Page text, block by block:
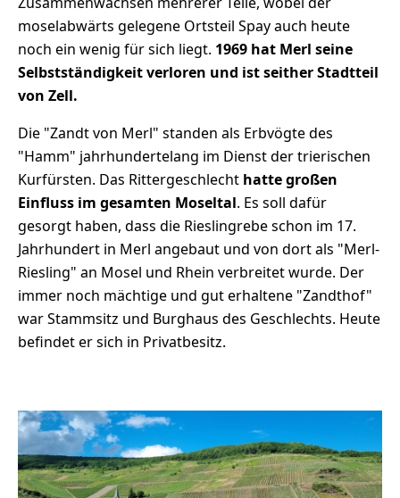
moselabwärts gelegene Ortsteil Spay auch heute
noch ein wenig für sich liegt. 1969 hat Merl seine
Selbstständigkeit verloren und ist seither Stadtteil
von Zell.
Die "Zandt von Merl" standen als Erbvögte des
"Hamm" jahrhundertelang im Dienst der trierischen
Kurfürsten. Das Rittergeschlecht hatte großen
Einfluss im gesamten Moseltal. Es soll dafür
gesorgt haben, dass die Rieslingrebe schon im 17.
Jahrhundert in Merl angebaut und von dort als "Merl-
Riesling" an Mosel und Rhein verbreitet wurde. Der
immer noch mächtige und gut erhaltene "Zandthof"
war Stammsitz und Burghaus des Geschlechts. Heute
befindet er sich in Privatbesitz.